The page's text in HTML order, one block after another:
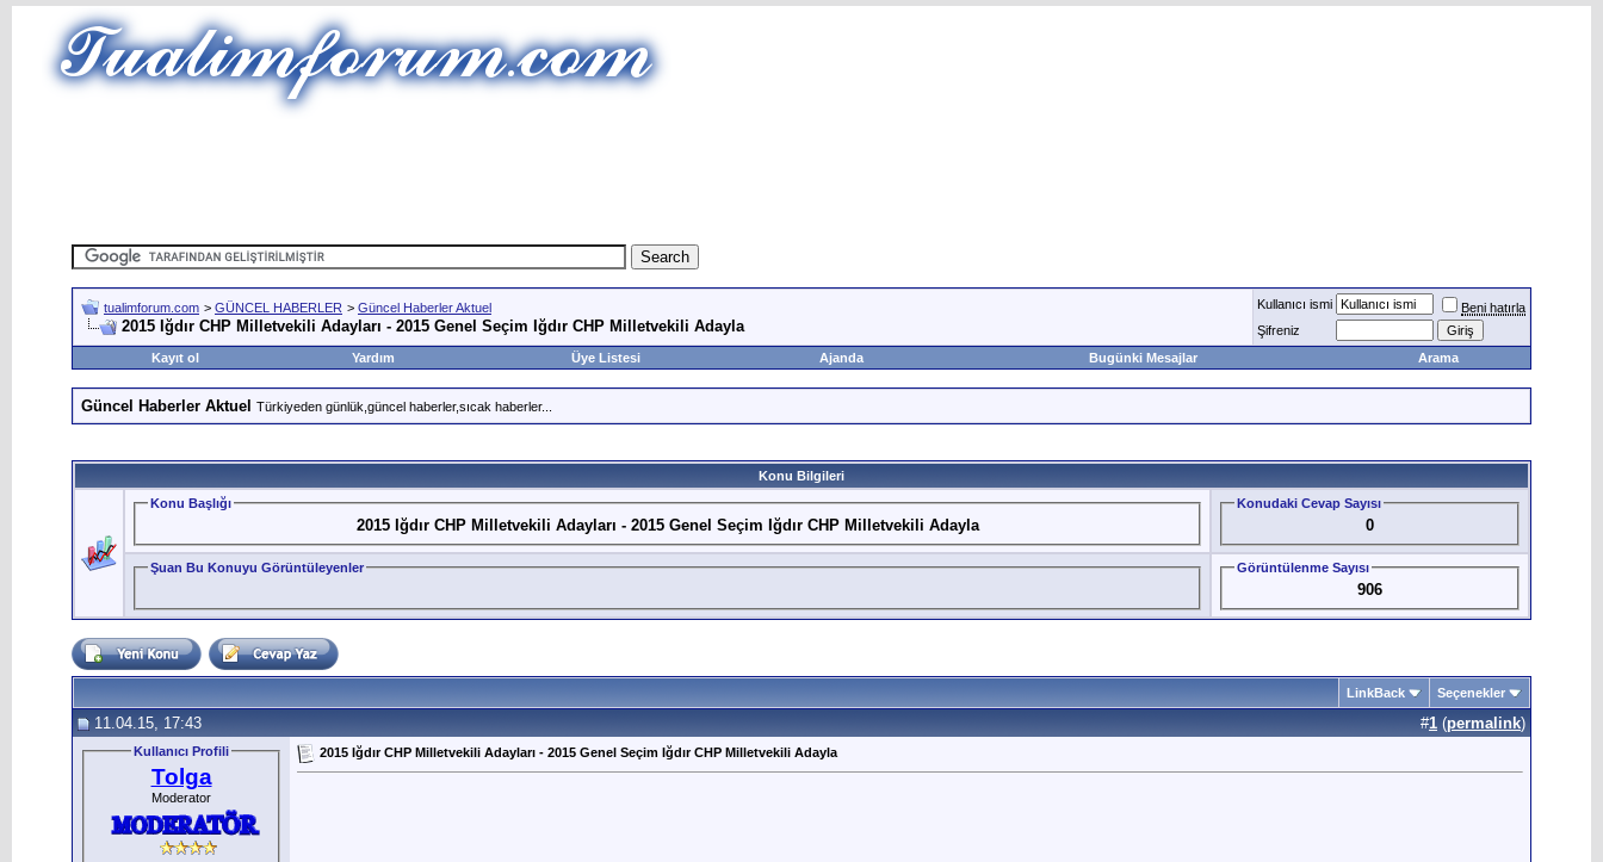
tualimforum.com > GÜNCEL HABERLER > Güncel Haberler Aktuel
2015 Iğdır CHP Milletvekili Adayları - 2015 Genel Seçim Iğdır CHP Milletvekili Adayla
Kullanıcı ismi
Beni hatırla
Şifreniz
Kayıt ol
Yardım Üye Listesi Ajanda Bugünki Mesajlar Arama
Güncel Haberler Aktuel Türkiyeden günlük,güncel haberler,sıcak haberler...
Konu Bilgileri
Konu Başlığı
2015 Iğdır CHP Milletvekili Adayları - 2015 Genel Seçim Iğdır CHP Milletvekili Adayla
Konudaki Cevap Sayısı
0
Şuan Bu Konuyu Görüntüleyenler Görüntülenme Sayısı
906
LinkBack Seçenekler
11.04.15, 17:43 #1 (permalink)
Kullanıcı Profili
Tolga
Moderator
2015 Iğdır CHP Milletvekili Adayları - 2015 Genel Seçim Iğdır CHP Milletvekili Adayla